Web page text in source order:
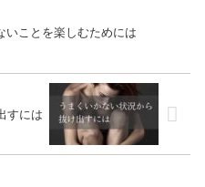
いことを楽しむためには
すには